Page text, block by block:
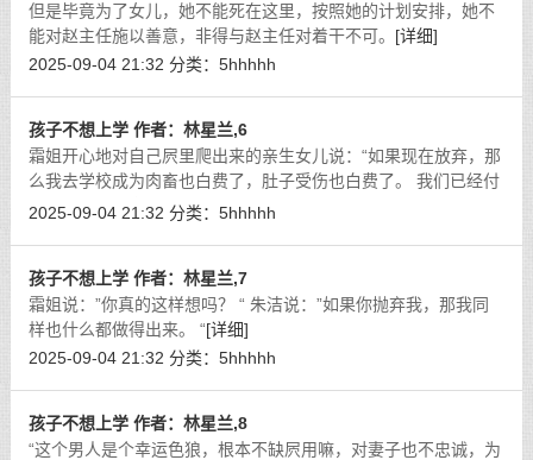
但是毕竟为了女儿，她不能死在这里，按照她的计划安排，她不
能对赵主任施以善意，非得与赵主任对着干不可。 [详细]
2025-09-04 21:32 分类： 5hhhhh
孩子不想上学 作者：林星兰,6
霜姐开心地对自己屄里爬出来的亲生女儿说：“如果现在放弃，那
么我去学校成为肉畜也白费了，肚子受伤也白费了。 我们已经付
出了很多，距离目标也很有希望，这时候妈妈能坚持下去。
2025-09-04 21:32 分类： 5hhhhh
孩子不想上学 作者：林星兰,7
霜姐说：”你真的这样想吗？ “ 朱洁说：”如果你抛弃我，那我同
样也什么都做得出来。 “[详细]
2025-09-04 21:32 分类： 5hhhhh
孩子不想上学 作者：林星兰,8
“这个男人是个幸运色狼，根本不缺屄用嘛，对妻子也不忠诚，为